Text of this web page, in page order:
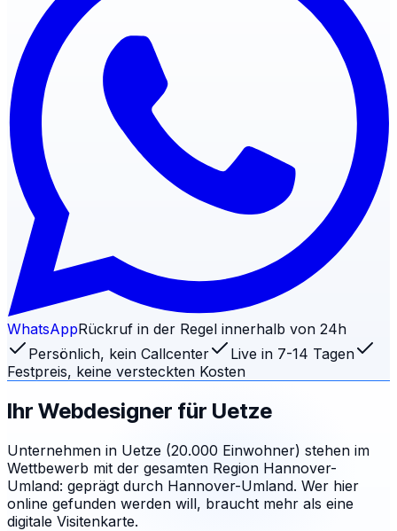
WhatsAppRückruf in der Regel innerhalb von 24h
Persönlich, kein Callcenter
Live in 7-14 Tagen
Festpreis, keine versteckten Kosten
Ihr Webdesigner für Uetze
Unternehmen in Uetze (20.000 Einwohner) stehen im
Wettbewerb mit der gesamten Region Hannover-
Umland: geprägt durch Hannover-Umland. Wer hier
online gefunden werden will, braucht mehr als eine
digitale Visitenkarte.